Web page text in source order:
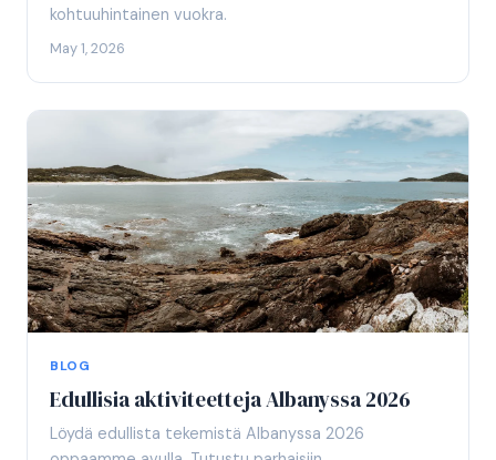
kohtuuhintainen vuokra.
May 1, 2026
BLOG
Edullisia aktiviteetteja Albanyssa 2026
Löydä edullista tekemistä Albanyssa 2026